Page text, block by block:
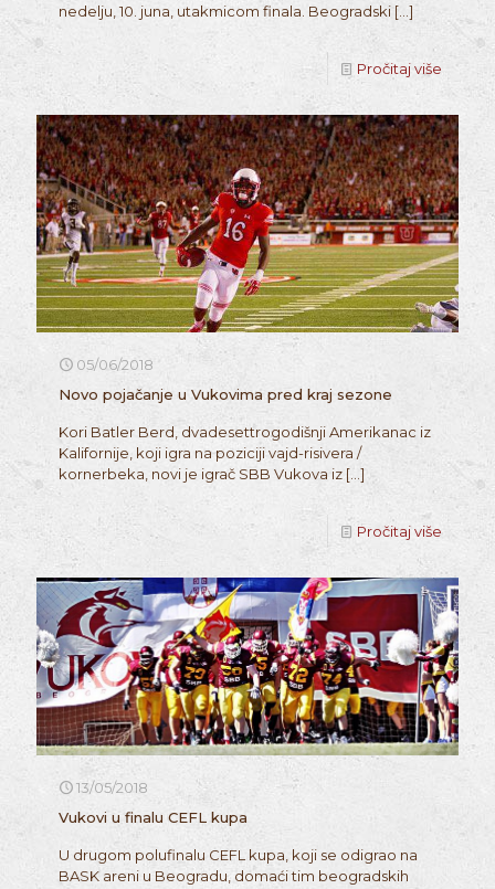
nedelju, 10. juna, utakmicom finala. Beogradski […]
Pročitaj više
05/06/2018
Novo pojačanje u Vukovima pred kraj sezone
Kori Batler Berd, dvadesettrogodišnji Amerikanac iz
Kalifornije, koji igra na poziciji vajd-risivera /
kornerbeka, novi je igrač SBB Vukova iz […]
Pročitaj više
13/05/2018
Vukovi u finalu CEFL kupa
U drugom polufinalu CEFL kupa, koji se odigrao na
BASK areni u Beogradu, domaći tim beogradskih